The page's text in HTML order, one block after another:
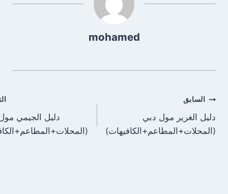
mohamed
تصفّح
المقالات
السابق
دليل الغرير مول دبي
(المحلات+المطاعم+الكافيهات)
دليل الجيمي